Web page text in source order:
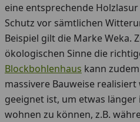
eine entsprechende
Schutz vor sämtlichen
Beispiel gilt die Marke Weka.
ökologischen Sinne die
Blockbohlenhaus kann
massivere Bauweise
geeignet ist, um etwas länger
wohnen zu können, z.B.